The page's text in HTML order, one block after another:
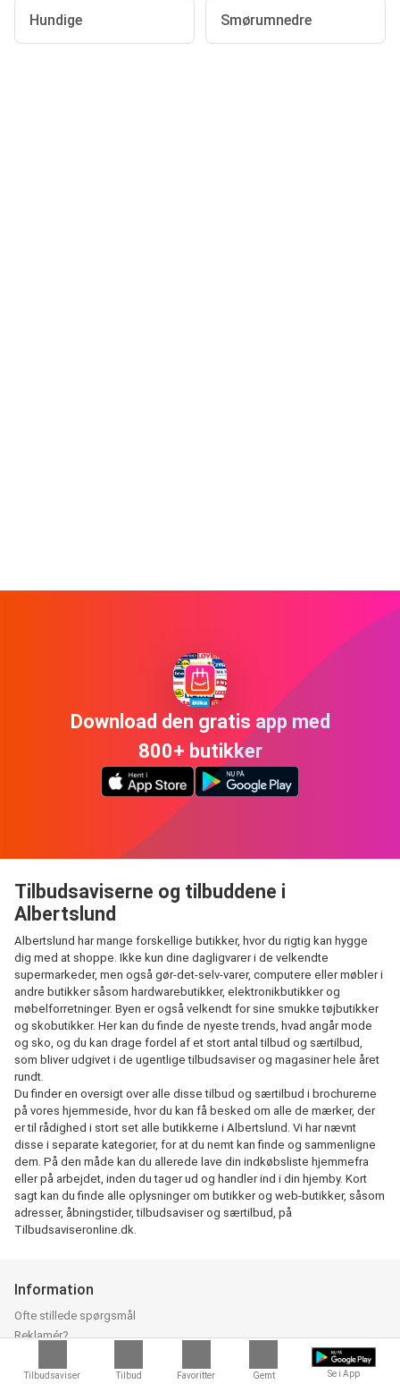
Tilbudsaviser Tilbud Favoritter Gemt Se i App
Hundige Smørumnedre
Download den gratis app med
800+ butikker
Tilbudsaviserne og tilbuddene i
Albertslund
Albertslund har mange forskellige butikker, hvor du rigtig kan hygge
dig med at shoppe. Ikke kun dine dagligvarer i de velkendte
supermarkeder, men også gør-det-selv-varer, computere eller møbler i
andre butikker såsom hardwarebutikker, elektronikbutikker og
møbelforretninger. Byen er også velkendt for sine smukke tøjbutikker
og skobutikker. Her kan du finde de nyeste trends, hvad angår mode
og sko, og du kan drage fordel af et stort antal tilbud og særtilbud,
som bliver udgivet i de ugentlige tilbudsaviser og magasiner hele året
rundt.
Du finder en oversigt over alle disse tilbud og særtilbud i brochurerne
på vores hjemmeside, hvor du kan få besked om alle de mærker, der
er til rådighed i stort set alle butikkerne i Albertslund. Vi har nævnt
disse i separate kategorier, for at du nemt kan finde og sammenligne
dem. På den måde kan du allerede lave din indkøbsliste hjemmefra
eller på arbejdet, inden du tager ud og handler ind i din hjemby. Kort
sagt kan du finde alle oplysninger om butikker og web-butikker, såsom
adresser, åbningstider, tilbudsaviser og særtilbud, på
Tilbudsaviseronline.dk.
Information
Ofte stillede spørgsmål
Reklamér?
Mærker